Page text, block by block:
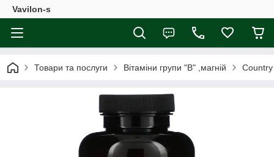
Vavilon-s
Товари та послуги Вітаміни групи "В" ,магній Country